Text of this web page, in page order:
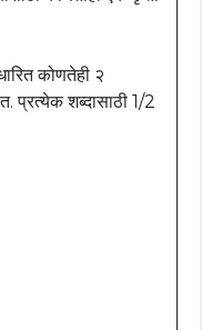
कोणतेही २
प्रत्येक शब्दासाठी 1/2